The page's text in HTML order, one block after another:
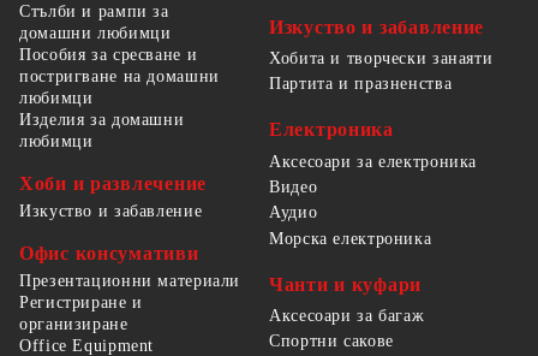
Стълби и рампи за
домашни любимци
Пособия за сресване и
постригване на домашни
любимци
Изделия за домашни
любимци
Хоби и развлечение
Изкуство и забавление
Офис консумативи
Презентационни материали
Регистриране и
организиране
Office Equipment
Изкуство и забавление
Хобита и творчески занаяти
Партита и празненства
Електроника
Аксесоари за електроника
Видео
Аудио
Морска електроника
Чанти и куфари
Аксесоари за багаж
Спортни сакове